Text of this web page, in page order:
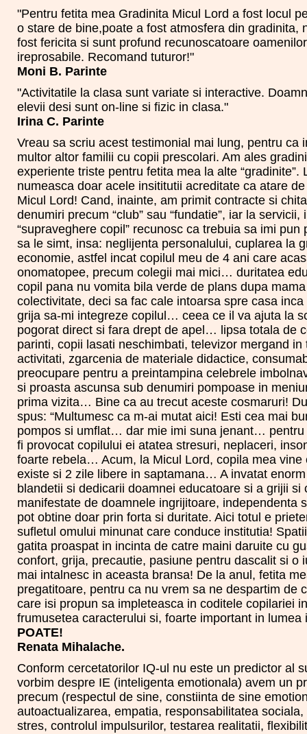
"Pentru fetita mea Gradinita Micul Lord a fost locul
o stare de bine,poate a fost atmosfera din gradinita,
fost fericita si sunt profund recunoscatoare
ireprosabile. Recomand tuturor!"
Moni B. Parinte
"Activitatile la clasa sunt variate si interactive.
elevii desi sunt on-line si fizic in clasa."
Irina C. Parinte
Vreau sa scriu acest testimonial mai lung, pentru ca
multor altor familii cu copii prescolari. Am ales
experiente triste pentru fetita mea la alte
numeasca doar acele insititutii acreditate ca atare
Micul Lord! Cand, inainte, am primit contracte si
denumiri precum “club” sau “fundatie”, iar la
“supraveghere copil” recunosc ca trebuia sa imi
sa le simt, insa: neglijenta personalului, cuplarea la
economie, astfel incat copilul meu de 4 ani care
onomatopee, precum colegii mai mici… duritatea
copil pana nu vomita bila verde de plans dupa
colectivitate, deci sa fac cale intoarsa spre casa
grija sa-mi integreze copilul… ceea ce il va ajuta la
pogorat direct si fara drept de apel… lipsa totala de
parinti, copii lasati neschimbati, televizor mergand
activitati, zgarcenia de materiale didactice,
preocupare pentru a preintampina celebrele
si proasta ascunsa sub denumiri pompoase in
prima vizita… Bine ca au trecut aceste cosmaruri!
spus: “Multumesc ca m-ai mutat aici! Esti cea mai
pompos si umflat… dar mie imi suna jenant…
fi provocat copilului ei atatea stresuri, neplaceri,
foarte rebela… Acum, la Micul Lord, copila mea
existe si 2 zile libere in saptamana… A invatat
blandetii si dedicarii doamnei educatoare si a grijii
manifestate de doamnele ingrijitoare, independenta
pot obtine doar prin forta si duritate. Aici totul e
sufletul omului minunat care conduce institutia!
gatita proaspat in incinta de catre maini daruite cu
confort, grija, precautie, pasiune pentru dascalit si o
mai intalnesc in aceasta bransa! De la anul, fetita
pregatitoare, pentru ca nu vrem sa ne despartim de
care isi propun sa impleteasca in coditele copilariei
frumusetea caracterului si, foarte important in
POATE!
Renata Mihalache.
Conform cercetatorilor IQ-ul nu este un predictor al
vorbim despre IE (inteligenta emotionala) avem un
precum (respectul de sine, constiinta de sine
autoactualizarea, empatia, responsabilitatea
stres, controlul impulsurilor, testarea realitatii,